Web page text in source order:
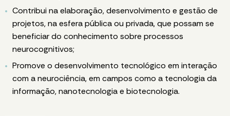
Contribui na elaboração, desenvolvimento e gestão de
projetos, na esfera pública ou privada, que possam se
beneficiar do conhecimento sobre processos
neurocognitivos;
Promove o desenvolvimento tecnológico em interação
com a neurociência, em campos como a tecnologia da
informação, nanotecnologia e biotecnologia.